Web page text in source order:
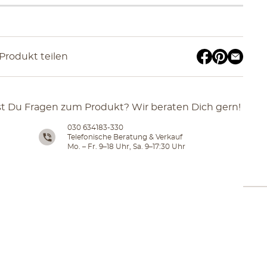
teilen
Du Fragen zum Produkt? Wir beraten Dich gern!
030 634183-330
Telefonische Beratung & Verkauf
Mo. – Fr. 9–18 Uhr, Sa. 9–17:30 Uhr